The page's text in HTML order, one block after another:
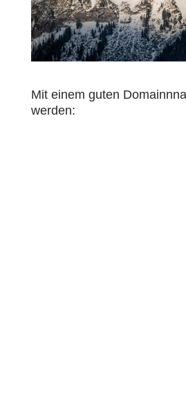
Mit einem guten
werden: